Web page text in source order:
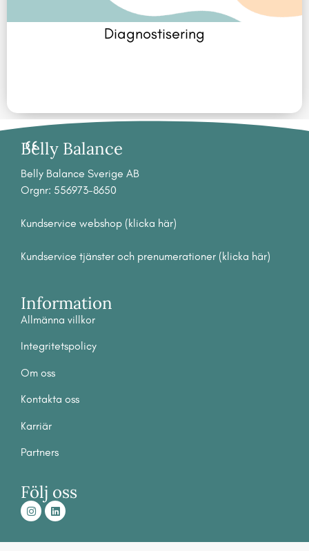
Diagnostisering
Belly Balance
Belly Balance Sverige AB
Orgnr: 556973-8650
Kundservice webshop (klicka här)
Kundservice tjänster och prenumerationer (klicka här)
Information
Allmänna villkor
Integritetspolicy
Om oss
Kontakta oss
Karriär
Partners
Följ oss